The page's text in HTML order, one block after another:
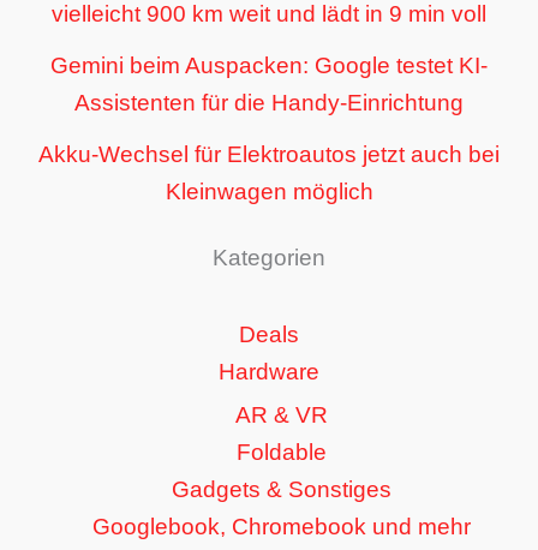
vielleicht 900 km weit und lädt in 9 min voll
Gemini beim Auspacken: Google testet KI-
Assistenten für die Handy-Einrichtung
Akku-Wechsel für Elektroautos jetzt auch bei
Kleinwagen möglich
Kategorien
Deals
Hardware
AR & VR
Foldable
Gadgets & Sonstiges
Googlebook, Chromebook und mehr